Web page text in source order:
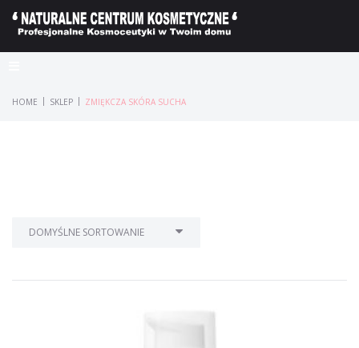
HOME | SKLEP | ZMIĘKCZA SKÓRA SUCHA